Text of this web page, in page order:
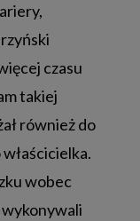
czasu
takiej
również do
wobec